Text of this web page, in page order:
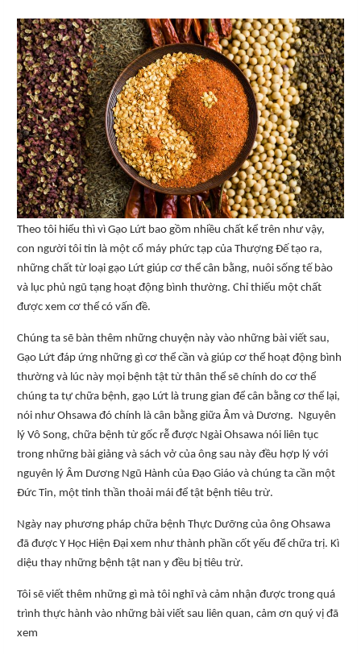
Theo tôi hiểu thì vì Gạo Lứt bao gồm nhiều chất kể trên như vậy,
con người tôi tin là một cổ máy phức tạp của Thượng Đế tạo ra,
những chất từ loại gạo Lứt giúp cơ thể cân bằng, nuôi sống tế bào
và lục phủ ngũ tạng hoạt động bình thường. Chỉ thiếu một chất
được xem cơ thể có vấn đề.
Chúng ta sẽ bàn thêm những chuyện này vào những bài viết sau,
Gạo Lứt đáp ứng những gì cơ thể cần và giúp cơ thể hoạt động bình
thường và lúc này mọi bệnh tật từ thân thể sẽ chính do cơ thể
chúng ta tự chữa bệnh, gạo Lứt là trung gian để cân bằng cơ thể lại,
nói như Ohsawa đó chính là cân bằng giữa Âm và Dương. Nguyên
lý Vô Song, chữa bệnh từ gốc rễ được Ngài Ohsawa nói liên tục
trong những bài giảng và sách vở của ông sau này đều hợp lý với
nguyên lý Âm Dương Ngũ Hành của Đạo Giáo và chúng ta cần một
Đức Tin, một tinh thần thoải mái để tật bệnh tiêu trừ.
Ngày nay phương pháp chữa bệnh Thực Dưỡng của ông Ohsawa
đã được Y Học Hiện Đại xem như thành phần cốt yếu để chữa trị. Kì
diệu thay những bệnh tật nan y đều bị tiêu trừ.
Tôi sẽ viết thêm những gì mà tôi nghĩ và cảm nhận được trong quá
trình thực hành vào những bài viết sau liên quan, cảm ơn quý vị đã
xem